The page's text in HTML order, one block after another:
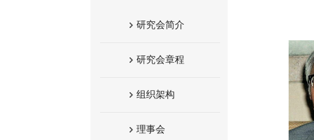
研究会简介
研究会章程
组织架构
理事会